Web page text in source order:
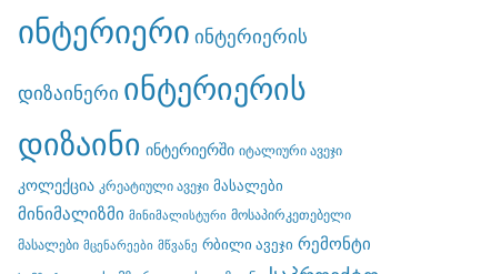
ინტერიერი ინტერიერის
დიზაინერი ინტერიერის
დიზაინი ინტერიერში იტალიური ავეჯი
კოლექცია კრეატიული ავეჯი მასალები
მინიმალიზმი მინიმალისტური მოსაპირკეთებელი
მასალები მცენარეები მწვანე რბილი ავეჯი რემონტი